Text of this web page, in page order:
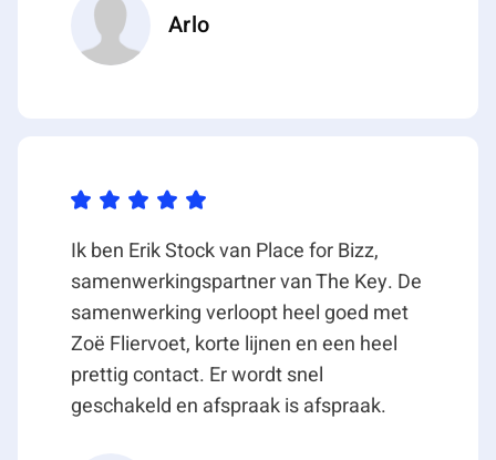
hal met toegang tot parkeergarage;
– volledig glazen voorgevel met optimale
– huidige kamerindeling met metal-studwanden;
– cementdekvloer voorzien van o.a. huidig tapijt en
pvc-vloer;
– verwarming middels radiatoren voorzien van
thermostatische kranen;
– luchtbehandelingsinstallatie;
– betegeld toilet met fonteintje;
– mindervalidetoilet met fonteintje;
Arlo
Ik ben Erik Stock van Place for Bizz,
samenwerkingspartner van The Key. De
samenwerking verloopt heel goed met
Zoë Fliervoet, korte lijnen en een heel
prettig contact. Er wordt snel
geschakeld en afspraak is afspraak.